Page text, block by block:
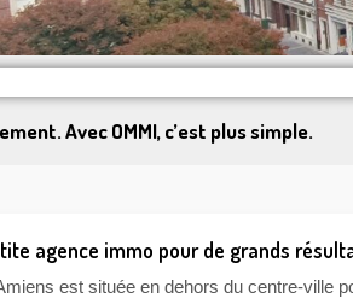
Avec OMMI, c’est plus simple.
agence immo pour de grands
est située en dehors du centre-ville